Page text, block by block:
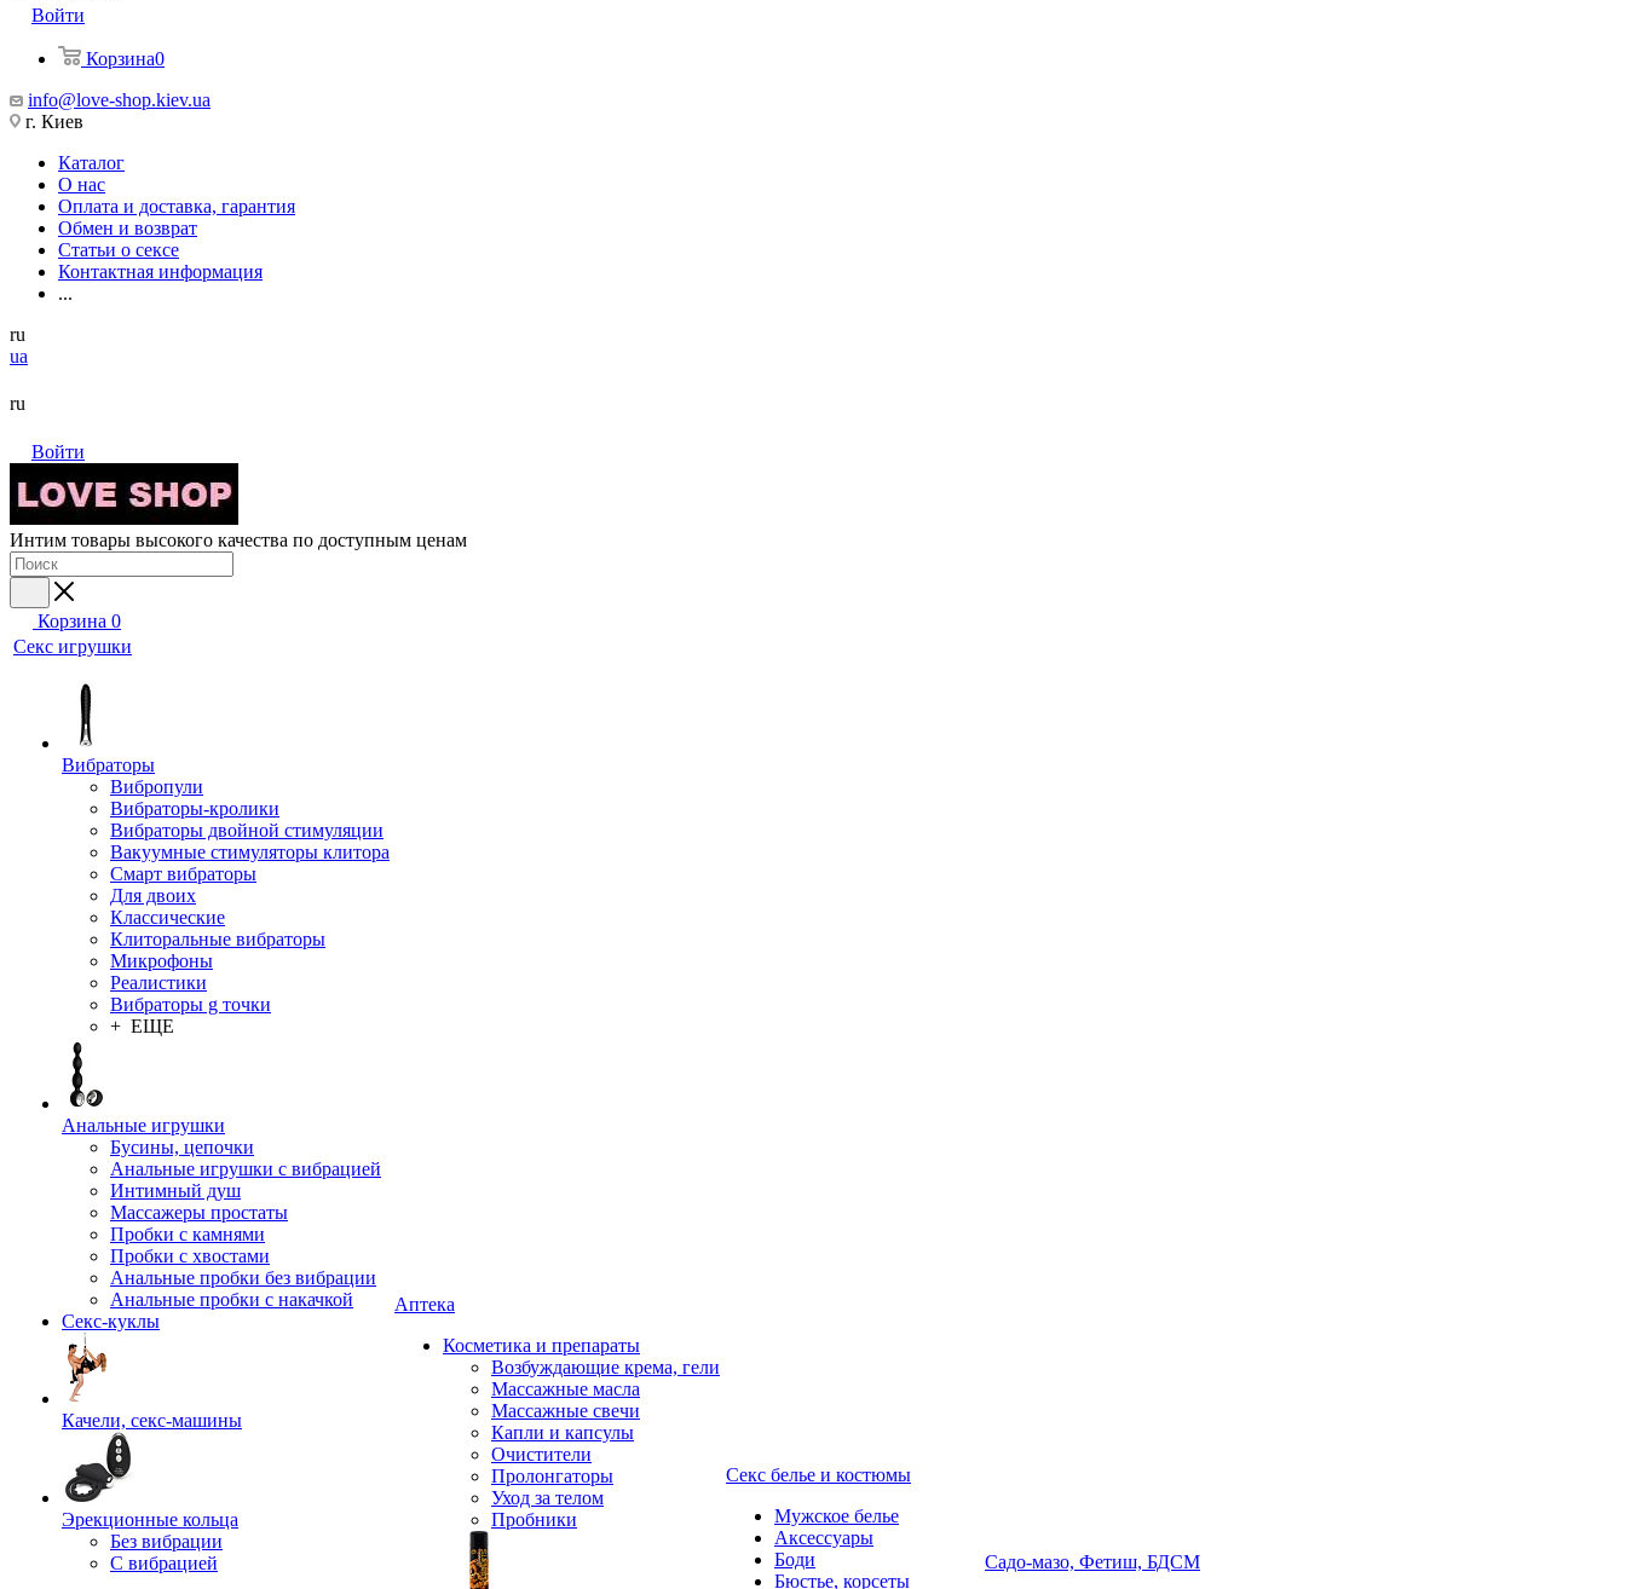
Войти
Корзина0
info@love-shop.kiev.ua
г. Киев
Каталог
О нас
Оплата и доставка, гарантия
Обмен и возврат
Статьи о сексе
Контактная информация
...
ru
ua
ru
Войти
Интим товары высокого качества по доступным ценам
Корзина 0
Секс игрушки
Вибраторы
Вибропули
Вибраторы-кролики
Вибраторы двойной стимуляции
Вакуумные стимуляторы клитора
Смарт вибраторы
Для двоих
Классические
Клиторальные вибраторы
Микрофоны
Реалистики
Вибраторы g точки
+ ЕЩЕ
Анальные игрушки
Бусины, цепочки
Анальные игрушки с вибрацией
Интимный душ
Массажеры простаты
Пробки с камнями
Пробки с хвостами
Анальные пробки без вибрации
Анальные пробки с накачкой
Секс-куклы
Качели, секс-машины
Эрекционные кольца
Без вибрации
С вибрацией
Аптека
Косметика и препараты
Возбуждающие крема, гели
Массажные масла
Массажные свечи
Капли и капсулы
Очистители
Пролонгаторы
Уход за телом
Пробники
Секс белье и костюмы
Мужское белье
Аксессуары
Боди
Бюстье, корсеты
Садо-мазо, Фетиш, БДСМ